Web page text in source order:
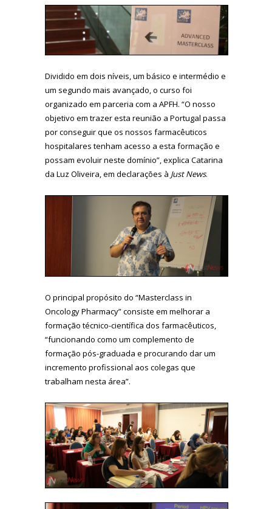
Dividido em dois níveis, um básico e intermédio e
um segundo mais avançado, o curso foi
organizado em parceria com a APFH. “O nosso
objetivo em trazer esta reunião a Portugal passa
por conseguir que os nossos farmacêuticos
hospitalares tenham acesso a esta formação e
possam evoluir neste domínio”, explica Catarina
da Luz Oliveira, em declarações à Just News.
O principal propósito do “Masterclass in
Oncology Pharmacy” consiste em melhorar a
formação técnico-científica dos farmacêuticos,
“funcionando como um complemento de
formação pós-graduada e procurando dar um
incremento profissional aos colegas que
trabalham nesta área”.